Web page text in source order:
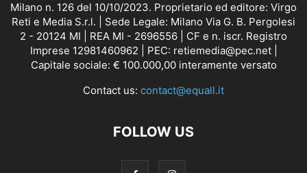
Milano n. 126 del 10/10/2023. Proprietario ed editore: Virgo
Reti e Media S.r.l. | Sede Legale: Milano Via G. B. Pergolesi
2 - 20124 MI | REA MI - 2696556 | CF e n. iscr. Registro
Imprese 12981460962 | PEC: retiemedia@pec.net |
Capitale sociale: € 100.000,00 interamente versato
Contact us: contact@equall.it
FOLLOW US